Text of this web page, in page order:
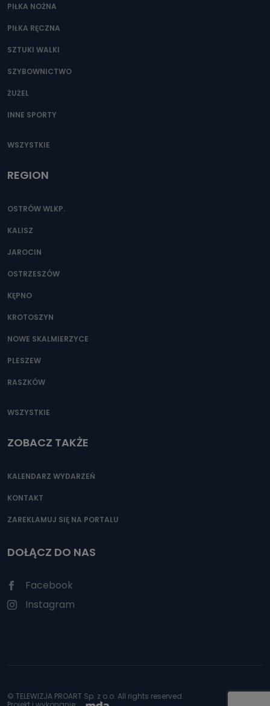
PIŁKA NOŻNA
PIŁKA RĘCZNA
SZTUKI WALKI
SZYBOWNICTWO
ŻUŻEL
INNE SPORTY
WSZYSTKIE
REGION
OSTRÓW WLKP.
KALISZ
JAROCIN
OSTRZESZÓW
KĘPNO
KROTOSZYN
NOWE SKALMIERZYCE
PLESZEW
RASZKÓW
WSZYSTKIE
ZOBACZ TAKŻE
KALENDARZ WYDARZEŃ
KONTAKT
ZAREKLAMUJ SIĘ NA PORTALU
DOŁĄCZ DO NAS
Facebook
Instagram
© TELEWIZJA PROART Sp. z o.o. All rights reserved.